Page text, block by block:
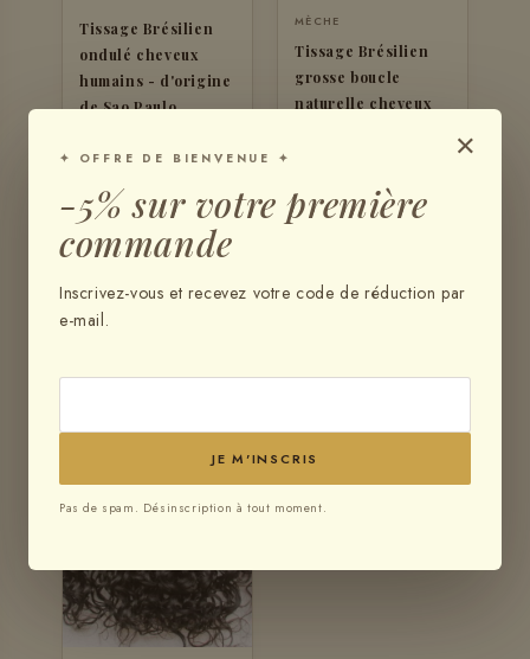
Tissage Brésilien
ondulé cheveux
humains - d'origine
de Sao Paulo
€90,00
MÈCHE
Tissage Brésilien
grosse boucle
naturelle cheveux
2 avis
×
✦ OFFRE DE BIENVENUE ✦
-5% sur votre première
commande
Inscrivez-vous et recevez votre code de réduction par
e-mail.
JE M'INSCRIS
Pas de spam. Désinscription à tout moment.